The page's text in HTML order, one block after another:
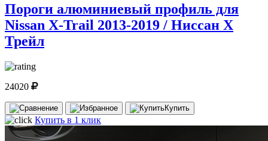
Пороги алюминиевый профиль для
Nissan X-Trail 2013-2019 / Ниссан Х
Трейл
24020
Купить
Купить в 1 клик